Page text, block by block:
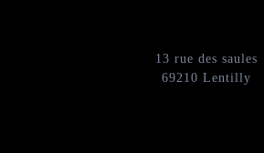
13 rue des saules
69210 Lentilly